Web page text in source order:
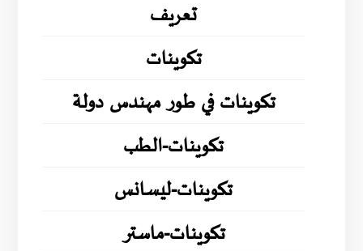
تعريف
تكوينات
تكوينات في طور مهندس دولة
تكوينات-الطب
تكوينات-ليسانس
تكوينات-ماستر